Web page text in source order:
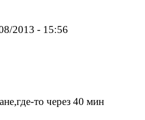
2013 - 15:56
то через 40 мин